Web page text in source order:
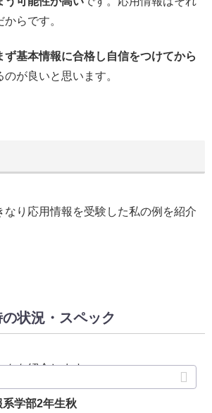
らです。
ず基本情報に合格し自信をつけてから
が良いと思います。
なり応用情報を受験した私の例を紹介
状況・スペック
クを紹介します。
学部2年生秋